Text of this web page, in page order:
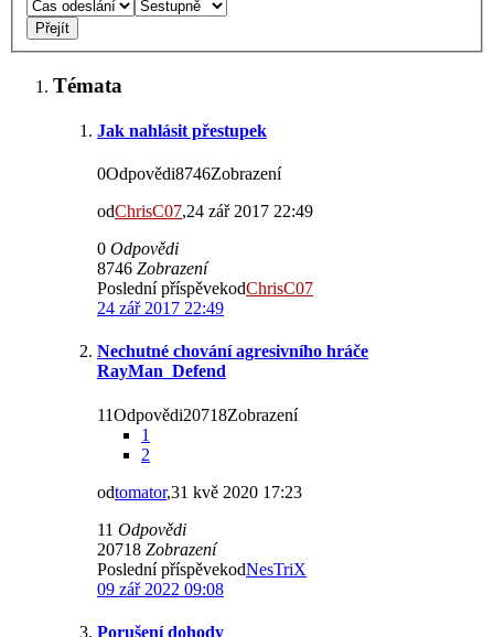
Témata
Jak nahlásit přestupek
0Odpovědi8746Zobrazení
odChrisC07,24 zář 2017 22:49
0 Odpovědi
8746 Zobrazení
Poslední příspěvekodChrisC07
24 zář 2017 22:49
Nechutné chování agresivního hráče
RayMan_Defend
11Odpovědi20718Zobrazení
1
2
odtomator,31 kvě 2020 17:23
11 Odpovědi
20718 Zobrazení
Poslední příspěvekodNesTriX
09 zář 2022 09:08
Porušení dohody